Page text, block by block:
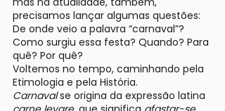
precisamos lançar algumas questões:
De onde veio a palavra “carnaval”?
Como surgiu essa festa? Quando? Para
quê? Por quê?
Voltemos no tempo, caminhando pela
Etimologia e pela História.
Carnavalse origina da expressão latina